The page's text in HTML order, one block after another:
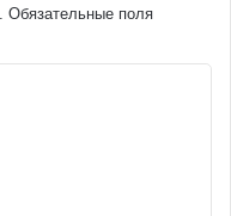
Обязательные поля